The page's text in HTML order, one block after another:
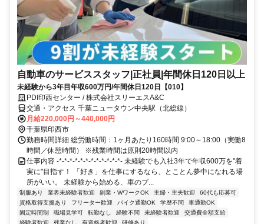
自動車のサービススタッフ|正社員|年間休日120日以上
未経験から3年目年収600万円/年間休日120日【010】
PDI印西センター / 株式会社スリーエスA&C
交通・アクセス 千葉ニュータウン中央駅（北総線）
月給220,000円～440,000円
千葉県印西市
勤務時間詳細 総労働時間：1ヶ月あたり160時間 9:00～18:00（実働8
時間／休憩時間） ※残業時間は原則20時間以内
仕事内容 -*-*-*-*-*-*-*-*-*-*-*-*- 未経験でも入社3年で年収600万を"着
実に"目指す！ 「好き」を仕事にするなら、とことん夢中になれる場
所がいい。 未経験から始める、車のプ...
制服あり 業界未経験者歓迎 副業・WワークOK 主婦・主夫歓迎
60代も応募可
資格取得支援あり
フリーター歓迎 バイク通勤OK 学歴不問
車通勤OK
固定時間制
職場見学可 転勤なし 経験不問 未経験者歓迎
交通費全額支給
経験者歓迎
残業なし 有資格者歓迎 研修あり